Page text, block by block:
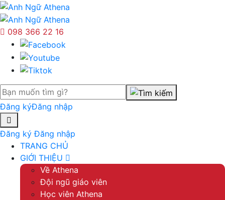
098 366 22 16
Đăng kýĐăng nhập
Đăng ký Đăng nhập
TRANG CHỦ
GIỚI THIỆU
Về Athena
Đội ngũ giáo viên
Học viên Athena